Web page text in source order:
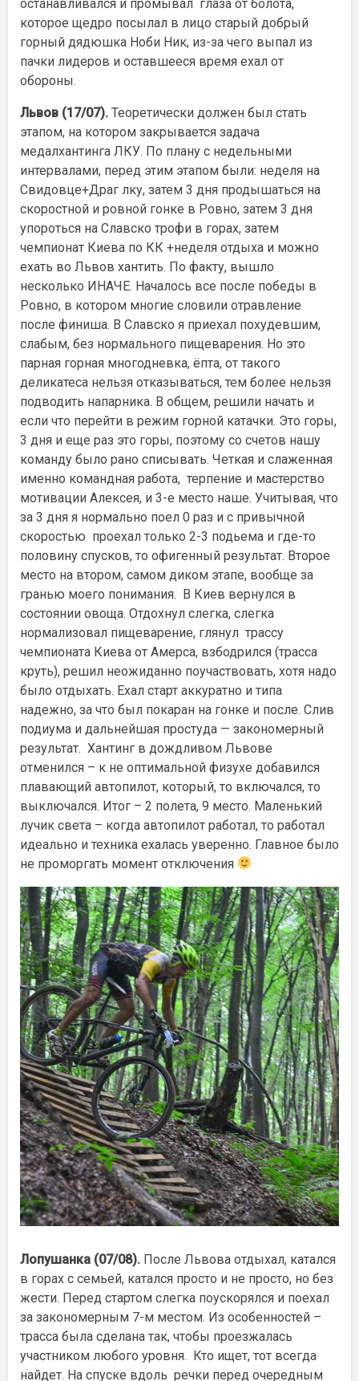
останавливался и промывал глаза от болота,
которое щедро посылал в лицо старый добрый
горный дядюшка Ноби Ник, из-за чего выпал из
пачки лидеров и оставшееся время ехал от
обороны.
Львов (17/07). Теоретически должен был стать
этапом, на котором закрывается задача
медалхантинга ЛКУ. По плану с недельными
интервалами, перед этим этапом были: неделя на
Свидовце+Драг лку, затем 3 дня продышаться на
скоростной и ровной гонке в Ровно, затем 3 дня
упороться на Славско трофи в горах, затем
чемпионат Киева по КК +неделя отдыха и можно
ехать во Львов хантить. По факту, вышло
несколько ИНАЧЕ. Началось все после победы в
Ровно, в котором многие словили отравление
после финиша. В Славско я приехал похудевшим,
слабым, без нормального пищеварения. Но это
парная горная многодневка, ёпта, от такого
деликатеса нельзя отказываться, тем более нельзя
подводить напарника. В общем, решили начать и
если что перейти в режим горной катачки. Это горы,
3 дня и еще раз это горы, поэтому со счетов нашу
команду было рано списывать. Четкая и слаженная
именно командная работа, терпение и мастерство
мотивации Алексея, и 3-е место наше. Учитывая, что
за 3 дня я нормально поел 0 раз и с привычной
скоростью проехал только 2-3 подьема и где-то
половину спусков, то офигенный результат. Второе
место на втором, самом диком этапе, вообще за
гранью моего понимания. В Киев вернулся в
состоянии овоща. Отдохнул слегка, слегка
нормализовал пищеварение, глянул трассу
чемпионата Киева от Амерса, взбодрился (трасса
круть), решил неожиданно поучаствовать, хотя надо
было отдыхать. Ехал старт аккуратно и типа
надежно, за что был покаран на гонке и после. Слив
подиума и дальнейшая простуда — закономерный
результат. Хантинг в дождливом Львове
отменился – к не оптимальной физухе добавился
плавающий автопилот, который, то включался, то
выключался. Итог – 2 полета, 9 место. Маленький
лучик света – когда автопилот работал, то работал
идеально и техника ехалась уверенно. Главное было
не проморгать момент отключения
Лопушанка (07/08). После Львова отдыхал, катался
в горах с семьей, катался просто и не просто, но без
жести. Перед стартом слегка поускорялся и поехал
за закономерным 7-м местом. Из особенностей –
трасса была сделана так, чтобы проезжалась
участником любого уровня. Кто ищет, тот всегда
найдет. На спуске вдоль речки перед очередным